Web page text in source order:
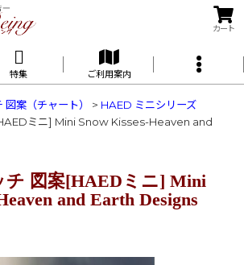
カート
特集 ご利用案内
案（チャート） > HAED ミニシリーズ
ミニ] Mini Snow Kisses-Heaven and
チ 図案[HAEDミニ] Mini
and Earth Designs